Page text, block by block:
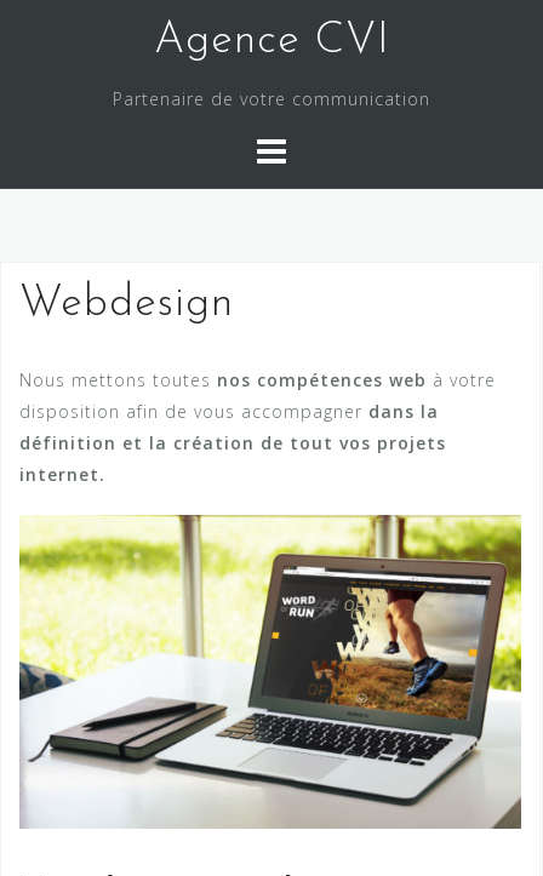
Agence CVI
Partenaire de votre communication
Webdesign
Nous mettons toutes nos compétences web à votre
disposition afin de vous accompagner dans la
définition et la création de tout vos projets
internet.